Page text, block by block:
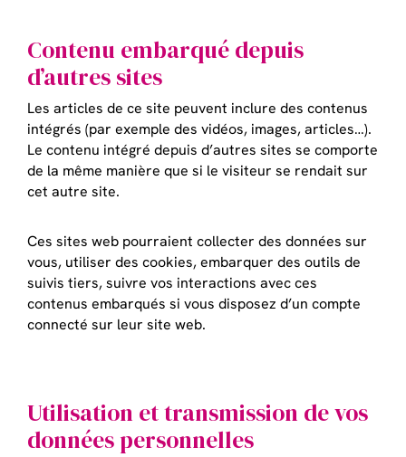
Contenu embarqué depuis
d’autres sites
Les articles de ce site peuvent inclure des contenus
intégrés (par exemple des vidéos, images, articles…).
Le contenu intégré depuis d’autres sites se comporte
de la même manière que si le visiteur se rendait sur
cet autre site.
Ces sites web pourraient collecter des données sur
vous, utiliser des cookies, embarquer des outils de
suivis tiers, suivre vos interactions avec ces
contenus embarqués si vous disposez d’un compte
connecté sur leur site web.
Utilisation et transmission de vos
données personnelles